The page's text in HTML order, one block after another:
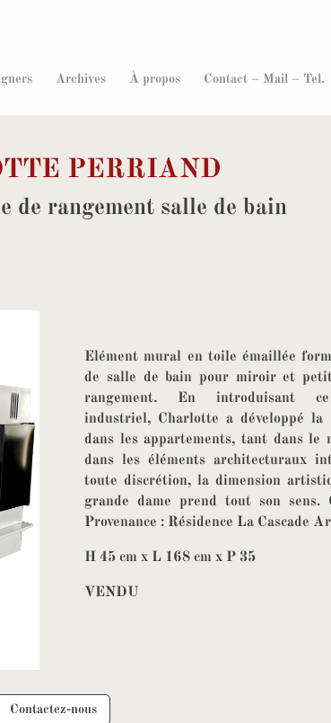
Archives À propos Contact – Mail – Tel.
PERRIAND
de rangement salle de bain
Elément mural en toile émaillée
de salle de bain pour miroir et
rangement. En introduisant
industriel, Charlotte a développé la
dans les appartements, tant dans le
dans les éléments architecturaux
toute discrétion, la dimension
grande dame prend tout son sens.
Provenance : Résidence La Cascade
H 45 cm x L 168 cm x P 35
VENDU
Contactez-nous